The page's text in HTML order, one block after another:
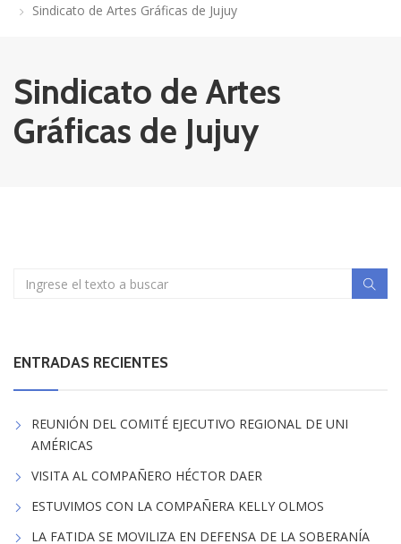
Sindicato de Artes Gráficas de Jujuy
Sindicato de Artes
Gráficas de Jujuy
ENTRADAS RECIENTES
REUNIÓN DEL COMITÉ EJECUTIVO REGIONAL DE UNI
AMÉRICAS
VISITA AL COMPAÑERO HÉCTOR DAER
ESTUVIMOS CON LA COMPAÑERA KELLY OLMOS
LA FATIDA SE MOVILIZA EN DEFENSA DE LA SOBERANÍA